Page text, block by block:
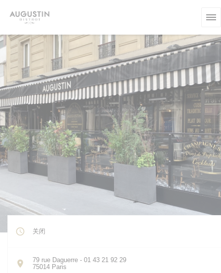
关闭
79 rue Daguerre - 01 43 21 92 29
75014 Paris